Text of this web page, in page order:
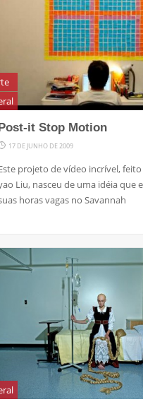
it Stop Motion
17 DE JUNHO DE 2009
projeto de vídeo incrível,
Liu, nasceu de uma idéia que
horas vagas no Savannah